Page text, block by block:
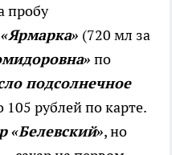
пробу
(720 мл за
по
подсолнечное
рублей по карте.
«Белевский», но